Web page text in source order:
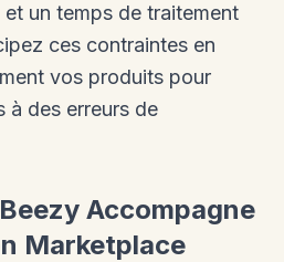
un temps de traitement
ces contraintes en
vos produits pour
à des erreurs de
Accompagne
Marketplace